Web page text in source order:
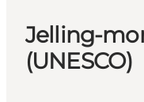
Jelling-
(UNESCO)